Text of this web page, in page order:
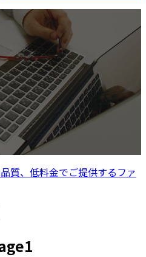
質、低料金でご提供するファ